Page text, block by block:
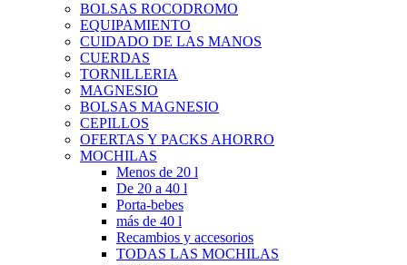
BOLSAS ROCODROMO
EQUIPAMIENTO
CUIDADO DE LAS MANOS
CUERDAS
TORNILLERIA
MAGNESIO
BOLSAS MAGNESIO
CEPILLOS
OFERTAS Y PACKS AHORRO
MOCHILAS
Menos de 20 l
De 20 a 40 l
Porta-bebes
más de 40 l
Recambios y accesorios
TODAS LAS MOCHILAS